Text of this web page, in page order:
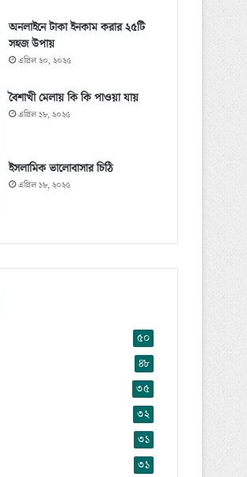
অনলাইনে টাকা ইনকাম করার ২৫টি
সহজ উপায়
এপ্রিল ২০, ২০২৫
বৈশাখী মেলায় কি কি পাওয়া যায়
এপ্রিল ১৮, ২০২৫
ইসলামিক ভালোবাসার চিঠি
এপ্রিল ১৮, ২০২৫
৫০
৪৮
৩৫
৩২
৩১
৩১